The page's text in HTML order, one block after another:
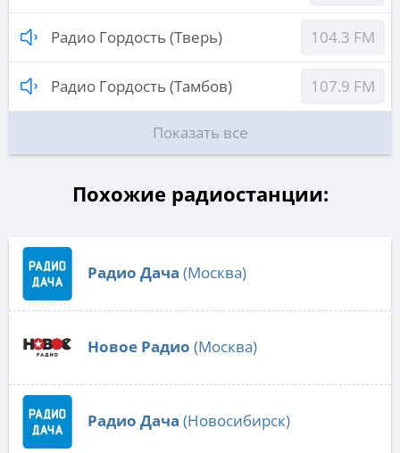
Радио Гордость (Тверь) 104.3 FM
Радио Гордость (Тамбов) 107.9 FM
Показать все
Похожие радиостанции:
Радио Дача (Москва)
Новое Радио (Москва)
Радио Дача (Новосибирск)